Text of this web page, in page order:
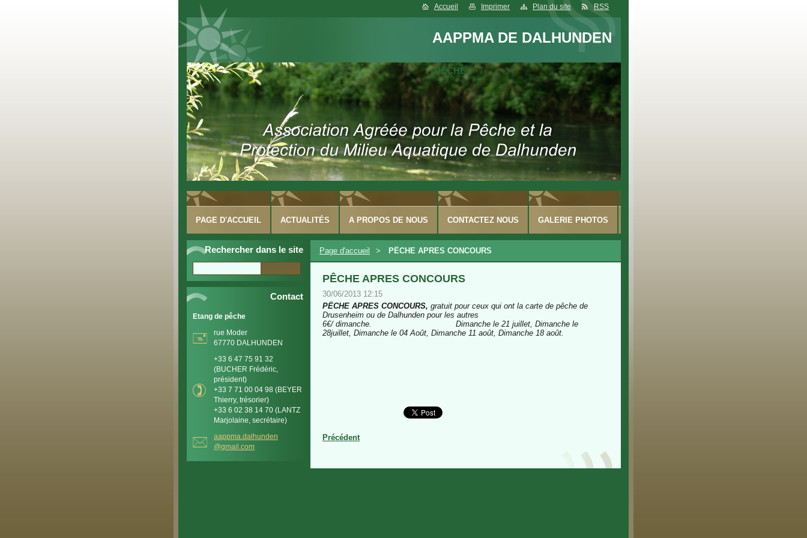
Accueil Imprimer Plan du site RSS
AAPPMA DE DALHUNDEN
PÊCHE
Rechercher dans le site
Contact
Etang de pêche
rue Moder
67770 DALHUNDEN
+33 6 47 75 91 32
(BUCHER Frédéric,
président)
+33 7 71 00 04 98 (BEYER
Thierry, trésorier)
+33 6 02 38 14 70 (LANTZ
Marjolaine, secrétaire)
aappma.dalhunden
@gmail.com
Page d'accueil > PÊCHE APRES CONCOURS
PÊCHE APRES CONCOURS
30/06/2013 12:15
PÊCHE APRES CONCOURS, gratuit pour ceux qui ont la carte de pêche de
Drusenheim ou de Dalhunden pour les autres
6€/ dimanche. Dimanche le 21 juillet, Dimanche le
28juillet, Dimanche le 04 Août, Dimanche 11 août, Dimanche 18 août.
Précédent
PAGE D'ACCUEIL ACTUALITÉS A PROPOS DE NOUS CONTACTEZ NOUS GALERIE PHOTOS